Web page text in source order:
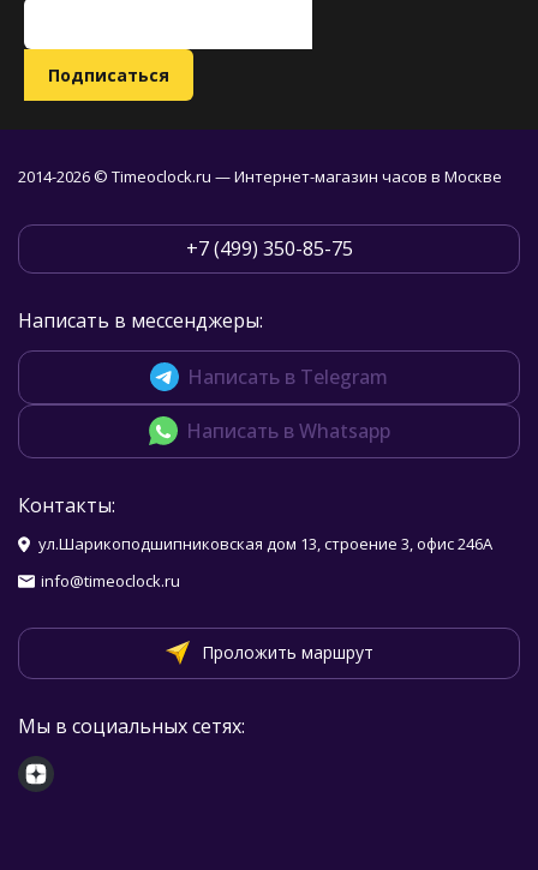
2014-2026 © Timeoclock.ru — Интернет-магазин часов в Москве
+7 (499) 350-85-75
Написать в мессенджеры:
Написать в Telegram
Написать в Whatsapp
Контакты:
ул.Шарикоподшипниковская дом 13, строение 3, офис 246А
info@timeoclock.ru
Проложить маршрут
Мы в социальных сетях: